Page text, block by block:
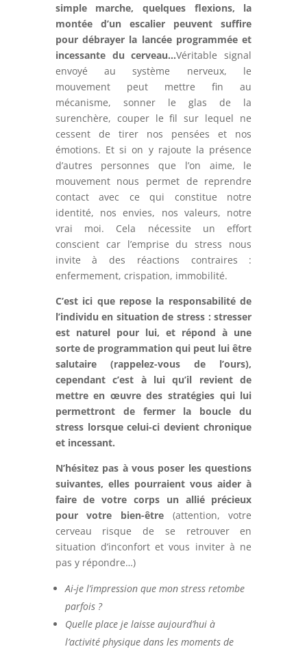
simple marche, quelques flexions, la
montée d’un escalier peuvent suffire
pour débrayer la lancée programmée et
incessante du cerveau…Véritable signal
envoyé au système nerveux, le
mouvement peut mettre fin au
mécanisme, sonner le glas de la
surenchère, couper le fil sur lequel ne
cessent de tirer nos pensées et nos
émotions. Et si on y rajoute la présence
d’autres personnes que l’on aime, le
mouvement nous permet de reprendre
contact avec ce qui constitue notre
identité, nos envies, nos valeurs, notre
vrai moi. Cela nécessite un effort
conscient car l’emprise du stress nous
invite à des réactions contraires :
enfermement, crispation, immobilité.
C’est ici que repose la responsabilité de
l’individu en situation de stress : stresser
est naturel pour lui, et répond à une
sorte de programmation qui peut lui être
salutaire (rappelez-vous de l’ours),
cependant c’est à lui qu’il revient de
mettre en œuvre des stratégies qui lui
permettront de fermer la boucle du
stress lorsque celui-ci devient chronique
et incessant.
N’hésitez pas à vous poser les questions
suivantes, elles pourraient vous aider à
faire de votre corps un allié précieux
pour votre bien-être (attention, votre
cerveau risque de se retrouver en
situation d’inconfort et vous inviter à ne
pas y répondre…)
Ai-je l’impression que mon stress retombe
parfois ?
Quelle place je laisse aujourd’hui à
l’activité physique dans les moments de